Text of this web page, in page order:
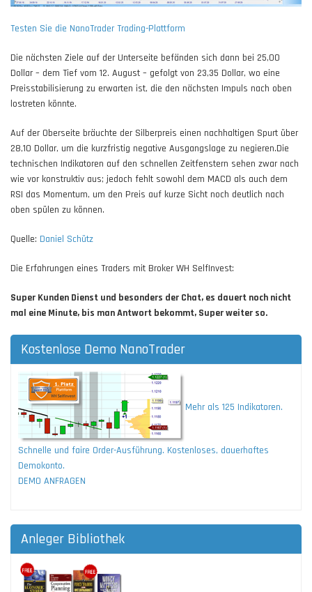
Testen Sie die NanoTrader Trading-Plattform
Die nächsten Ziele auf der Unterseite befänden sich dann bei 25,00
Dollar – dem Tief vom 12. August – gefolgt von 23,35 Dollar, wo eine
Preisstabilisierung zu erwarten ist, die den nächsten Impuls nach oben
lostreten könnte.
Auf der Oberseite bräuchte der Silberpreis einen nachhaltigen Spurt über
28,10 Dollar, um die kurzfristig negative Ausgangslage zu negieren.Die
technischen Indikatoren auf den schnellen Zeitfenstern sehen zwar nach
wie vor konstruktiv aus; jedoch fehlt sowohl dem MACD als auch dem
RSI das Momentum, um den Preis auf kurze Sicht noch deutlich nach
oben spülen zu können.
Quelle: Daniel Schütz
Die Erfahrungen eines Traders mit Broker WH SelfInvest:
Super Kunden Dienst und besonders der Chat, es dauert noch nicht
mal eine Minute, bis man Antwort bekommt, Super weiter so.
Kostenlose Demo NanoTrader
Mehr als 125 Indikatoren.
Schnelle und faire Order-Ausführung. Kostenloses, dauerhaftes
Demokonto.
DEMO ANFRAGEN
Anleger Bibliothek